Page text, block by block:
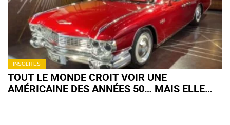
INSOLITES
TOUT LE MONDE CROIT VOIR UNE
AMÉRICAINE DES ANNÉES 50… MAIS ELLE